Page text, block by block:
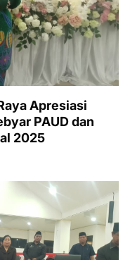
Apresiasi
PAUD dan
2025